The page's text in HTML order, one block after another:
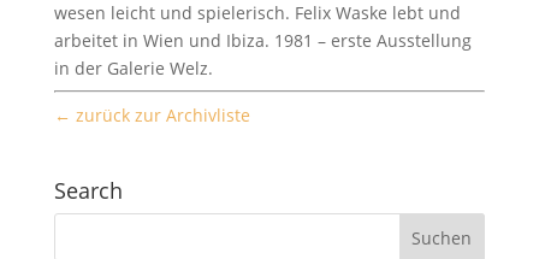
we­sen leicht und spielerisch. Felix Waske lebt und
arbeit­et in Wien und Ibiza. 1981 – erste Ausstel­lung
in der Galerie Welz.
← zurück zur Archivliste
Search